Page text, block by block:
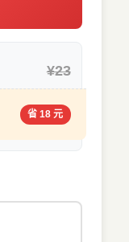
¥23
省 18 元